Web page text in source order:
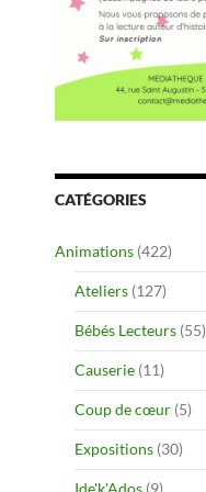
CATÉGORIES
Animations (422)
Ateliers (127)
Bébés Lecteurs (55)
Causerie (11)
Coup de cœur (5)
Expositions (30)
Ide'k'Ados (9)